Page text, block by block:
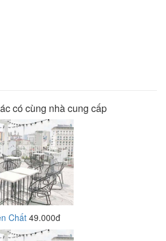
có cùng nhà cung cấp
Chất 49.000đ